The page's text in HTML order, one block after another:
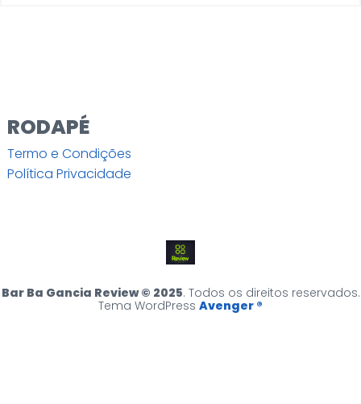
RODAPÉ
Termo e Condições
Política Privacidade
Bar Ba Gancia Review © 2025. Todos os direitos reservados.
Tema WordPress Avenger ®